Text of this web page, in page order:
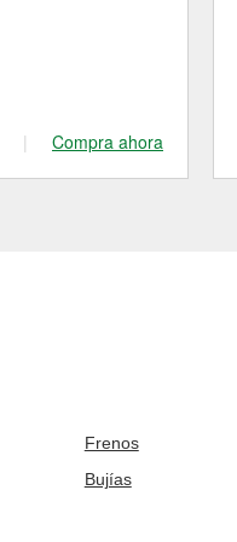
| Compra ahora
Frenos
Bujías